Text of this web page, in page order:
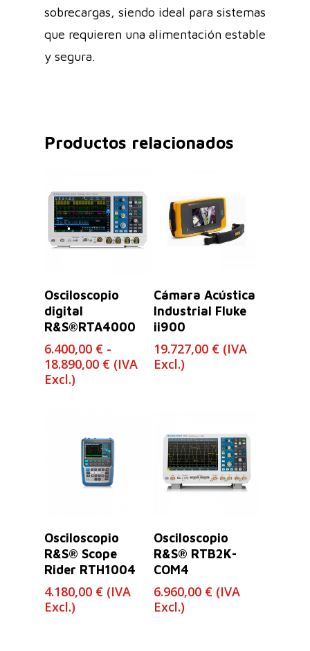
sobrecargas, siendo ideal para sistemas
que requieren una alimentación estable
y segura.
Productos relacionados
Seleccionar
Opciones
Osciloscopio
digital
R&S®RTA4000
6.400,00 € -
18.890,00 €Rango
hasta
18.890,00 €
(IVA
Excl.)
Leer Más
Cámara Acústica
Industrial Fluke
ii900
19.727,00 € (IVA
Excl.)
Osciloscopio
R&S® Scope
Rider RTH1004
4.180,00 € (IVA
Excl.)
Osciloscopio
R&S® RTB2K-
COM4
6.960,00 € (IVA
Excl.)